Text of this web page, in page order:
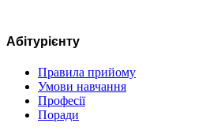
Абітурієнту
Правила прийому
Умови навчання
Професії
Поради